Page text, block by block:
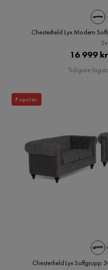
Chesterfield Lyx Modern
16 999 kr
Tidigare
Chesterfield Lyx Soffgrupp
Populär